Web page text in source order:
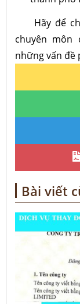
Hãy để
chuyên môn
những vấn đề
Bài viết